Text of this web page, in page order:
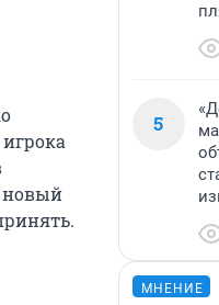
новый
5
МНЕНИЕ